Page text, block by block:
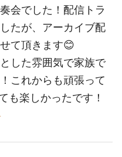
会でした！配信トラ
たが、アーカイブ配
て頂きます😊
した雰囲気で家族で
これからも頑張って
も楽しかったです！